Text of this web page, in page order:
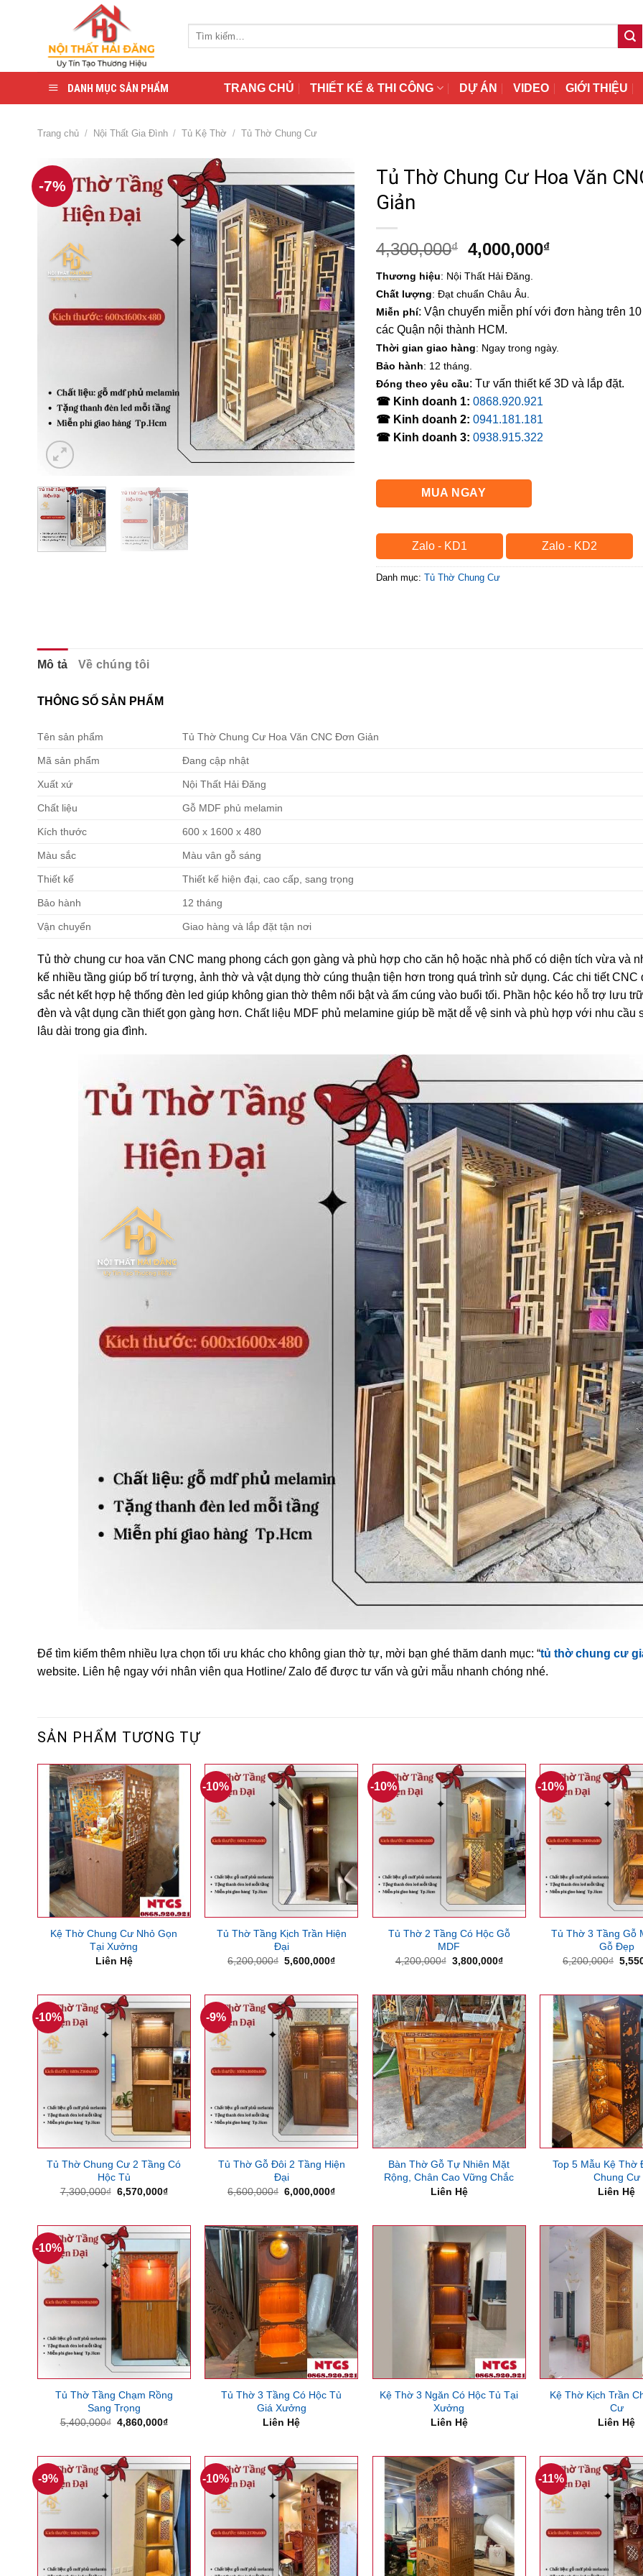
DANH MỤC SẢN PHẨM TRANG CHỦ THIẾT KẾ & THI CÔNG DỰ ÁN VIDEO GIỚI THIỆU
Trang chủ / Nội Thất Gia Đình / Tủ Kệ Thờ / Tủ Thờ Chung Cư
-7%
Tủ Thờ Chung Cư Hoa Văn
Giản
4,300,000₫
Giá
là:
4,300,000₫.
4,000,000₫Giá
4,000,000₫.
Thương hiệu: Nội Thất Hải Đăng.
Chất lượng: Đạt chuẩn Châu Âu.
Miễn phí: Vận chuyển miễn phí với đơn hàng trên 10
các Quận nội thành HCM.
Thời gian giao hàng: Ngay trong ngày.
Bảo hành: 12 tháng.
Đóng theo yêu cầu: Tư vấn thiết kế 3D và lắp đặt.
☎ Kinh doanh 1: 0868.920.921
☎ Kinh doanh 2: 0941.181.181
☎ Kinh doanh 3: 0938.915.322
MUA NGAY
Zalo - KD1 Zalo - KD2
Danh mục: Tủ Thờ Chung Cư
Mô tả Về chúng tôi
THÔNG SỐ SẢN PHẨM
Tên sản phẩm Tủ Thờ Chung Cư Hoa Văn CNC Đơn Giản
Mã sản phẩm Đang cập nhật
Xuất xứ Nội Thất Hải Đăng
Chất liệu Gỗ MDF phủ melamin
Kích thước 600 x 1600 x 480
Màu sắc Màu vân gỗ sáng
Thiết kế Thiết kế hiện đại, cao cấp, sang trọng
Bảo hành 12 tháng
Vận chuyển Giao hàng và lắp đặt tận nơi
Tủ thờ chung cư hoa văn CNC mang phong cách gọn gàng và phù hợp cho căn hộ hoặc nhà phố có diện tích vừa và
kế nhiều tầng giúp bố trí tượng, ảnh thờ và vật dụng thờ cúng thuận tiện hơn trong quá trình sử dụng. Các chi tiết CNC
sắc nét kết hợp hệ thống đèn led giúp không gian thờ thêm nổi bật và ấm cúng vào buổi tối. Phần hộc kéo hỗ trợ lưu
đèn và vật dụng cần thiết gọn gàng hơn. Chất liệu MDF phủ melamine giúp bề mặt dễ vệ sinh và phù hợp với nhu cầu
lâu dài trong gia đình.
Để tìm kiếm thêm nhiều lựa chọn tối ưu khác cho không gian thờ tự, mời bạn ghé thăm danh mục: “tủ thờ chung cư
website. Liên hệ ngay với nhân viên qua Hotline/ Zalo để được tư vấn và gửi mẫu nhanh chóng nhé.
SẢN PHẨM TƯƠNG TỰ
Kệ Thờ Chung Cư Nhỏ Gọn
Tại Xưởng
Liên Hệ
-10%
Tủ Thờ Tầng Kịch Trần Hiện
Đại
6,200,000₫ Giá
5,600,000₫Giá
5,600,000₫.
-10%
Tủ Thờ 2 Tầng Có Hộc Gỗ
MDF
4,200,000₫ Giá
3,800,000₫Giá
3,800,000₫.
-10%
Tủ Thờ 3 Tầng Gỗ
Gỗ Đẹp
6,200,000₫ Giá
-10%
Tủ Thờ Chung Cư 2 Tầng Có
Hộc Tủ
7,300,000₫ Giá
6,570,000₫Giá
6,570,000₫.
-9%
Tủ Thờ Gỗ Đôi 2 Tầng Hiện
Đại
6,600,000₫ Giá
6,000,000₫Giá
6,000,000₫.
Bàn Thờ Gỗ Tự Nhiên Mặt
Rộng, Chân Cao Vững Chắc
Liên Hệ
Top 5 Mẫu Kệ Thờ
Chung Cư
Liên Hệ
-10%
Tủ Thờ Tầng Chạm Rồng
Sang Trọng
5,400,000₫ Giá
4,860,000₫Giá
4,860,000₫.
Tủ Thờ 3 Tầng Có Hộc Tủ
Giá Xưởng
Liên Hệ
Kệ Thờ 3 Ngăn Có Hộc Tủ Tại
Xưởng
Liên Hệ
Kệ Thờ Kịch Trần
Cư
Liên Hệ
-9% -10% -11%